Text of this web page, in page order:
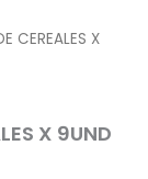
CEREALES X
X 9UND